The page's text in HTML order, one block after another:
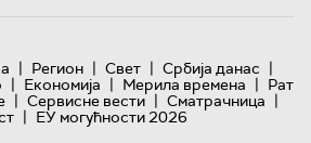
| Регион | Свет | Србија данас |
| Економија | Мерила времена | Рат
| Сервисне вести | Сматрачница |
| ЕУ могућности 2026